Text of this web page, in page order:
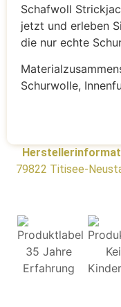
Schafwoll
jetzt und erleben
die nur echte
Schurwolle,
79822 Titisee-